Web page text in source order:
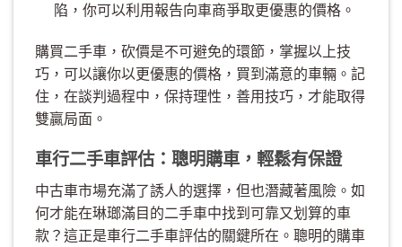
陷，你可以利用報告向車商爭取更優惠的價格。
購買二手車，砍價是不可避免的環節，掌握以上技
巧，可以讓你以更優惠的價格，買到滿意的車輛。記
住，在談判過程中，保持理性，善用技巧，才能取得
雙贏局面。
車行二手車評估：聰明購車，輕鬆有保證
中古車市場充滿了誘人的選擇，但也潛藏著風險。如
何才能在琳瑯滿目的二手車中找到可靠又划算的車
款？這正是車行二手車評估的關鍵所在。聰明的購車